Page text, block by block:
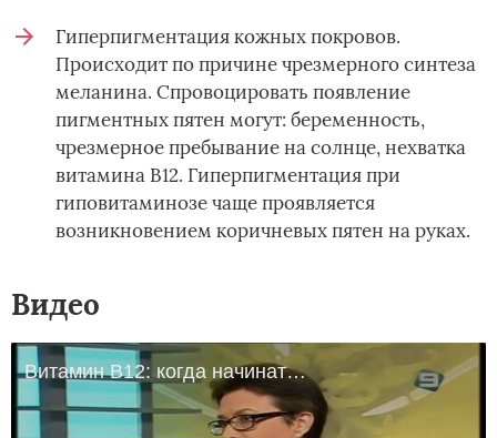
Гиперпигментация кожных покровов.
Происходит по причине чрезмерного синтеза
меланина. Спровоцировать появление
пигментных пятен могут: беременность,
чрезмерное пребывание на солнце, нехватка
витамина В12. Гиперпигментация при
гиповитаминозе чаще проявляется
возникновением коричневых пятен на руках.
Видео
Витамин В12: когда начинать волноваться?